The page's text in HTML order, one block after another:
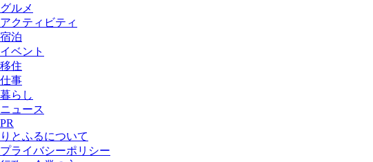
グルメ
アクティビティ
宿泊
イベント
移住
仕事
暮らし
ニュース
PR
りとふるについて
プライバシーポリシー